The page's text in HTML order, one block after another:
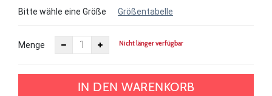
Bitte wähle eine Größe
Größentabelle
Menge Nicht länger verfügbar
IN DEN WARENKORB